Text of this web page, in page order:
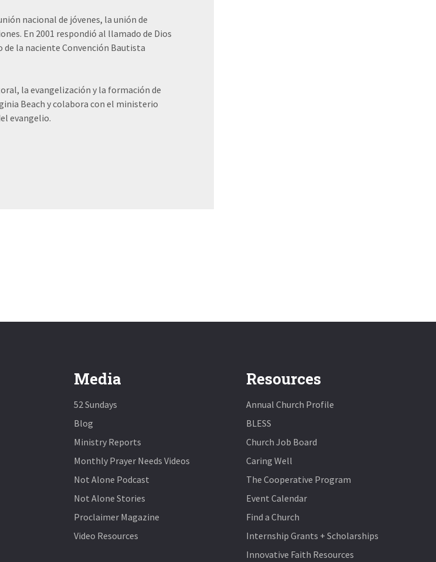
nacional de jóvenes, la unión de
En 2001 respondió al llamado de Dios
la naciente Convención Bautista
la evangelización y la formación de
Beach y colabora con el ministerio
evangelio.
Media
52 Sundays
Blog
Ministry Reports
Monthly Prayer Needs Videos
Not Alone Podcast
Not Alone Stories
Proclaimer Magazine
Video Resources
Resources
Annual Church Profile
BLESS
Church Job Board
Caring Well
The Cooperative Program
Event Calendar
Find a Church
Internship Grants + Scholarships
Innovative Faith Resources